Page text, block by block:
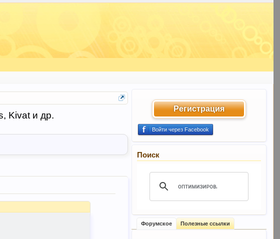
Kivat и др.
Регистрация
Войти через Facebook
Поиск
Форумское Полезные ссылки